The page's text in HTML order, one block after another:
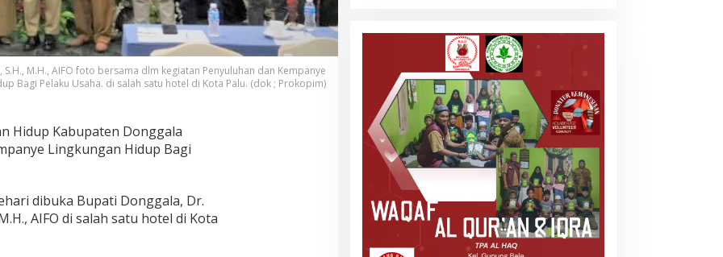
M.H., AIFO foto bersama dlm kegiatan Penyuluhan dan Kempanye
Bagi Pelaku Usaha. di salah satu hotel di Kota Palu. (dok ; Prokopim)
Hidup Kabupaten Donggala
Lingkungan Hidup Bagi
dibuka Bupati Donggala, Dr.
AIFO di salah satu hotel di Kota